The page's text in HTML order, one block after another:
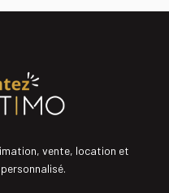
vente, location et